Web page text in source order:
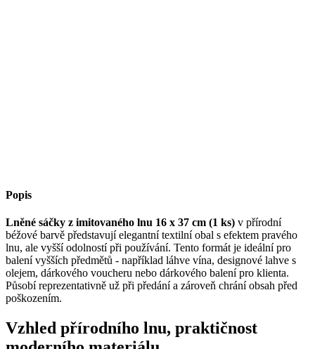
Popis
Lněné sáčky z imitovaného lnu 16 x 37 cm (1 ks) v přírodní
béžové barvě představují elegantní textilní obal s efektem pravého
lnu, ale vyšší odolností při používání. Tento formát je ideální pro
balení vyšších předmětů - například láhve vína, designové lahve s
olejem, dárkového voucheru nebo dárkového balení pro klienta.
Působí reprezentativně už při předání a zároveň chrání obsah před
poškozením.
Vzhled přírodního lnu, praktičnost